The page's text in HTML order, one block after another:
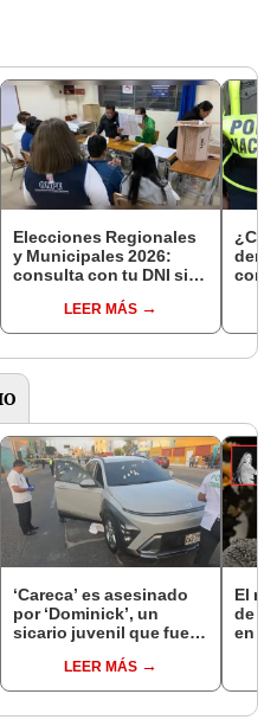
Elecciones Regionales
y Municipales 2026:
consulta con tu DNI si
de mesa para este 4 de
octubre en el link oficial
LEER MÁS
con
‘Careca’ es asesinado
por ‘Dominick’, un
sicario juvenil que fue
LEER MÁS
El
de
en el